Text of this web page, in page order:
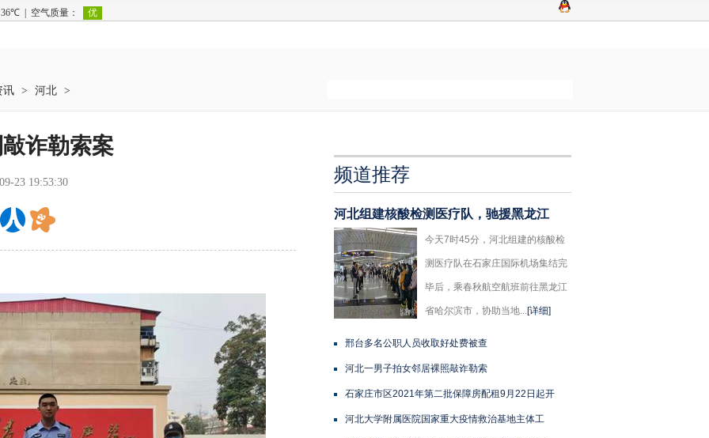
讯 > 河北 >
诈勒索案
23 19:53:30 频道推荐
河北组建核酸检测医疗队，驰援黑龙江
今天7时45分，河北组建的核酸检
测医疗队在石家庄国际机场集结完
毕后，乘春秋航空航班前往黑龙江
省哈尔滨市，协助当地...[详细]
邢台多名公职人员收取好处费被查
河北一男子拍女邻居裸照敲诈勒索
石家庄市区2021年第二批保障房配租9月22日起开
河北大学附属医院国家重大疫情救治基地主体工